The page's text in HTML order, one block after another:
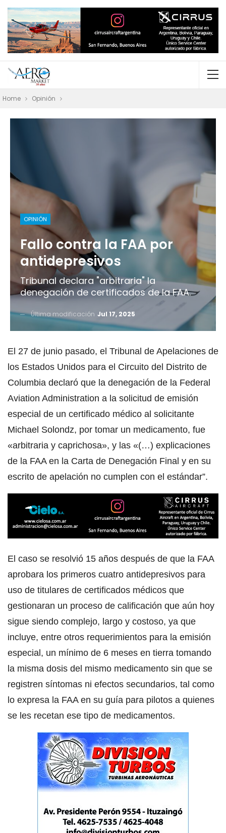
Home Opinión
OPINIÓN
Fallo contra la FAA por
antidepresivos
Tribunal declara "arbitraria" la
denegación de certificados de la FAA.
Última modificación Jul 17, 2025
El 27 de junio pasado, el Tribunal de Apelaciones de
los Estados Unidos para el Circuito del Distrito de
Columbia declaró que la denegación de la Federal
Aviation Administration a la solicitud de emisión
especial de un certificado médico al solicitante
Michael Solondz, por tomar un medicamento, fue
«arbitraria y caprichosa», y las «(…) explicaciones
de la FAA en la Carta de Denegación Final y en su
escrito de apelación no cumplen con el estándar”.
El caso se resolvió 15 años después de que la FAA
aprobara los primeros cuatro antidepresivos para
uso de titulares de certificados médicos que
gestionaran un proceso de calificación que aún hoy
sigue siendo complejo, largo y costoso, ya que
incluye, entre otros requerimientos para la emisión
especial, un mínimo de 6 meses en tierra tomando
la misma dosis del mismo medicamento sin que se
registren síntomas ni efectos secundarios, tal como
lo expresa la FAA en su guía para pilotos a quienes
se les recetan ese tipo de medicamentos.